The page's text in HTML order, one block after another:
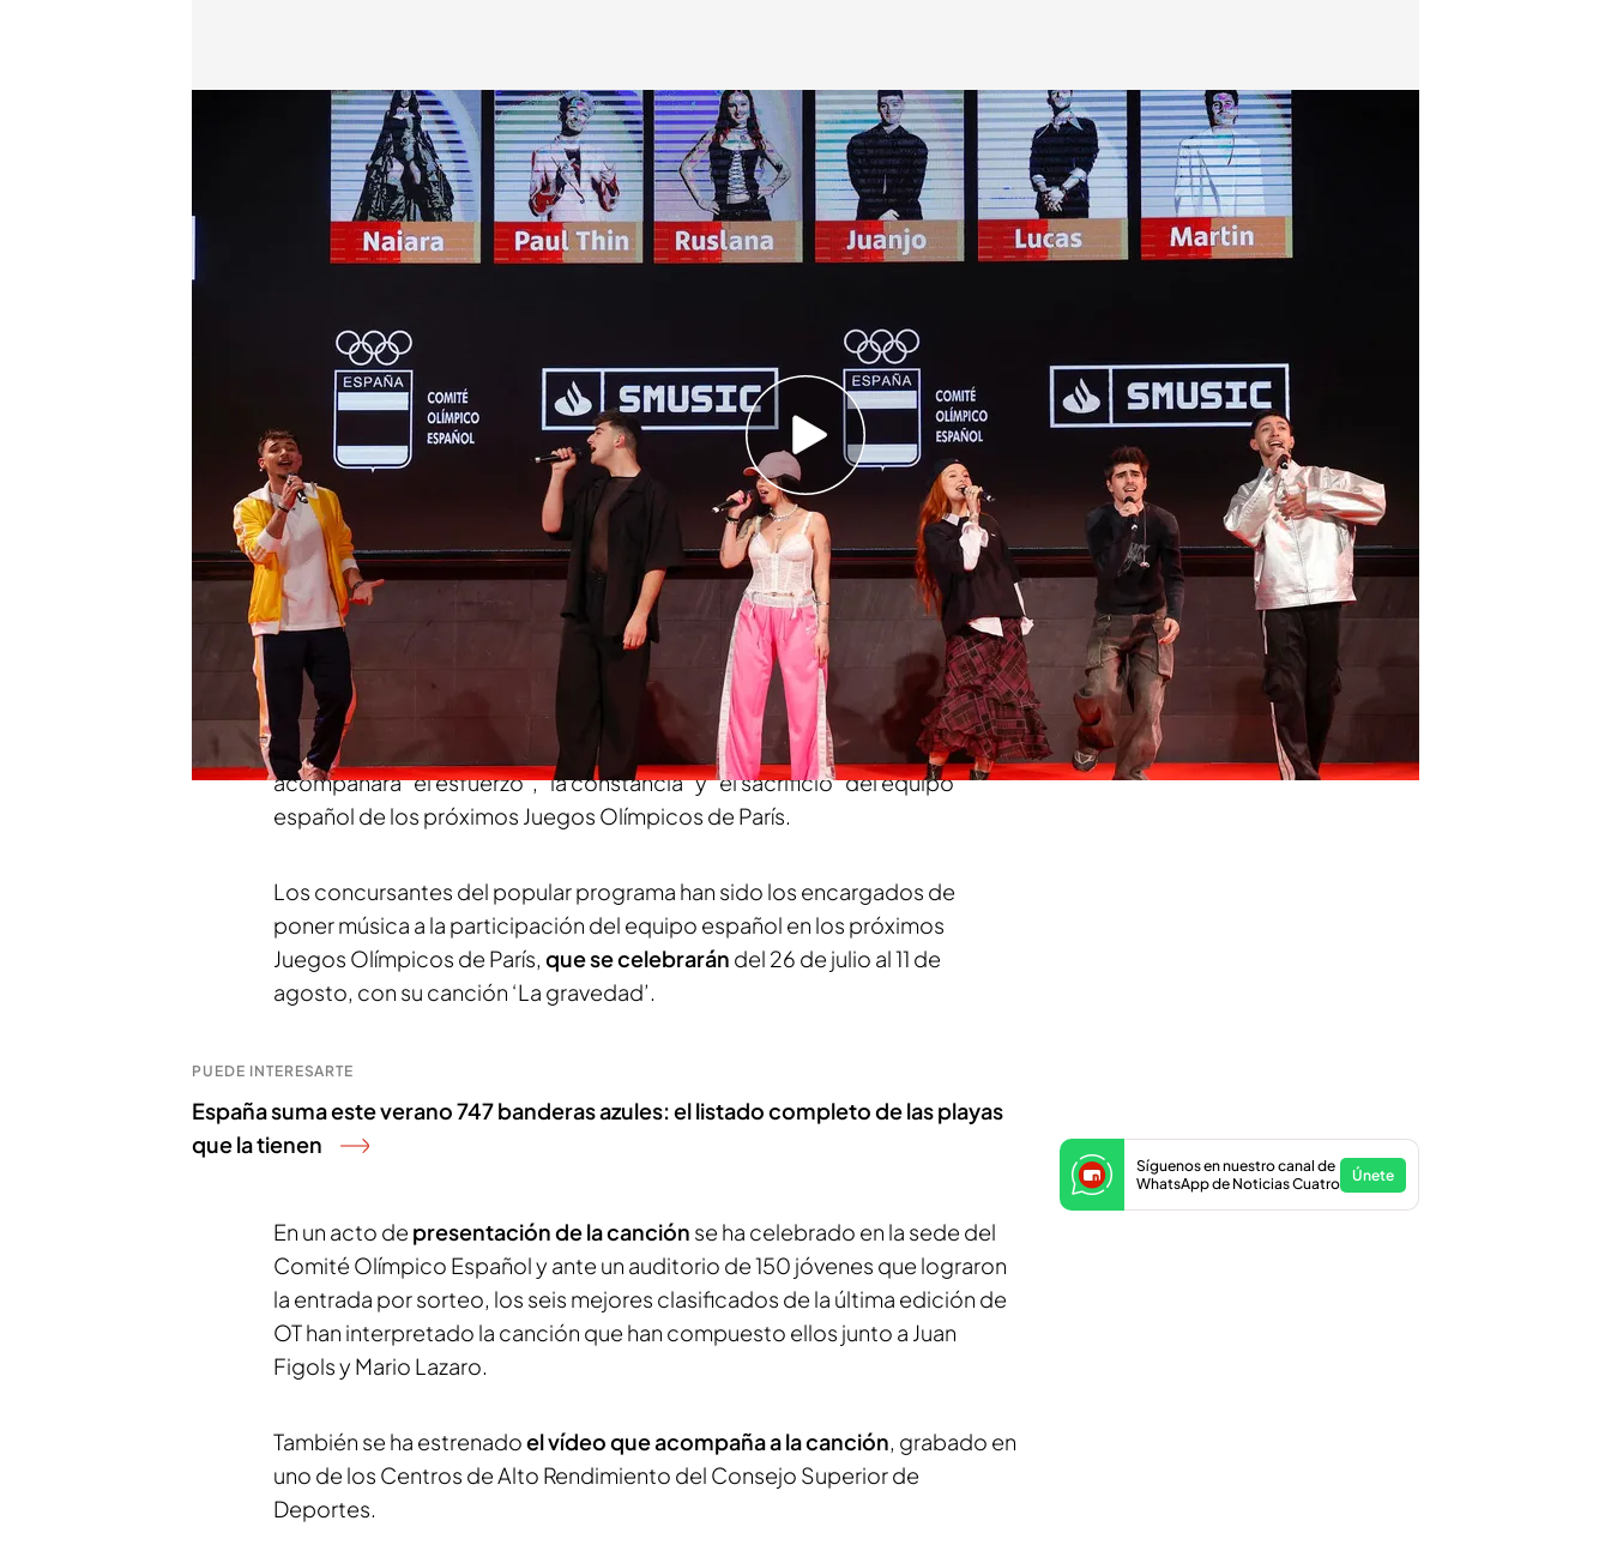
Así es el himno de la delegación española en los Juegos Olímpicos de París
Redacción digital Noticias Cuatro
07 MAY 2024 - 21:06h.
La sede del COE ha sido el escenario de la presentación del himno de
'La gravedad' ha sido compuesta por los finalistas de Operación
Triunfo 2023
Los Juegos Olímpicos de París se celebrarán del próximo 26 de julio al
11 de agosto
Compartir
Juegos Olímpicos están a la vuelta de la esquina y los
deportistas
españoles
ya tienen
. Se ha presentado en el Comité Olímpico
Español y se titula '
La gravedad’.
La canción ha sido creada e interpretada
por los finalistas de la última edición de Operación Triunfo. Eel tema que
acompañará "el esfuerzo", "la constancia" y "el sacrificio" del equipo
español de los próximos Juegos Olímpicos de París.
Los concursantes del popular programa han sido los encargados de
poner música a la participación del equipo español en los próximos
Juegos Olímpicos de París, que se celebrarán del 26 de julio al 11 de
agosto, con su canción ‘La gravedad’.
PUEDE INTERESARTE
España suma este verano 747 banderas azules: el listado completo de las playas
que la tienen
En un acto de presentación de la canción se ha celebrado en la sede del
Comité Olímpico Español y ante un auditorio de 150 jóvenes que lograron
la entrada por sorteo, los seis mejores clasificados de la última edición de
OT han interpretado la canción que han compuesto ellos junto a Juan
Figols y Mario Lazaro.
También se ha estrenadoel vídeo que acompaña a la canción, grabado en
uno de los Centros de Alto Rendimiento del Consejo Superior de
Deportes.
Síguenos en nuestro canal de
WhatsApp de Noticias Cuatro
Únete